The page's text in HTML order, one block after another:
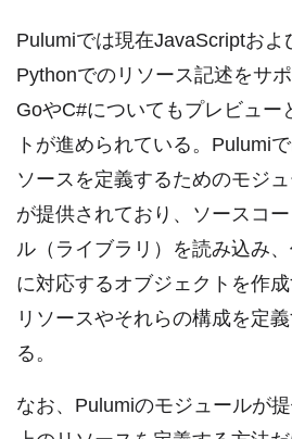
Pulumiでは現在JavaScriptおよ
Pythonでのリソース記述をサ
GoやC#についてもプレビュー
トが進められている。Pulumi
ソースを定義するためのモジュ
が提供されており、ソースコ
ル（ライブラリ）を読み込み
に対応するオブジェクトを作
リソースやそれらの構成を定
る。
なお、Pulumiのモジュールが